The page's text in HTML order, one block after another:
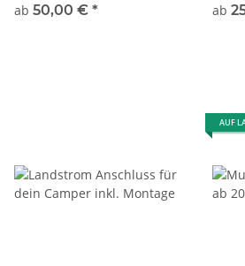
ab 50,00 € *
inkl.
ab
AUF